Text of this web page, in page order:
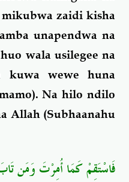
zaidi kisha
unapendwa na
wala usilegee na
kuwa wewe huna
Na hilo ndilo
Allah (Subhaanahu
فَاسْتَقِمْ كَمَا أُمِرْتَ وَمَن تَابَ